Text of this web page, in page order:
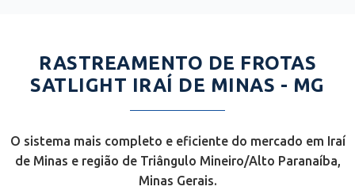
RASTREAMENTO DE FROTAS
SATLIGHT IRAÍ DE MINAS - MG
O sistema mais completo e eficiente do mercado em Iraí
de Minas e região de Triângulo Mineiro/Alto Paranaíba,
Minas Gerais.